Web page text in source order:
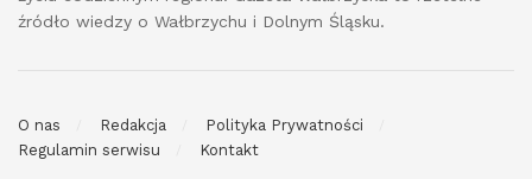
źródło wiedzy o Wałbrzychu i Dolnym Śląsku.
O nas Redakcja
Polityka Prywatności
Regulamin serwisu
Kontakt